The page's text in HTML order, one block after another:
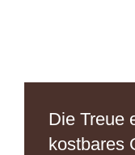
Die Treue
kostbares